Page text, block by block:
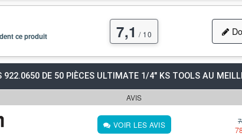
ce produit 7,1 / 10
922.0650 DE 50 PIÈCES ULTIMATE 1/4" KS TOOLS AU
AVIS
VOIR LES AVIS